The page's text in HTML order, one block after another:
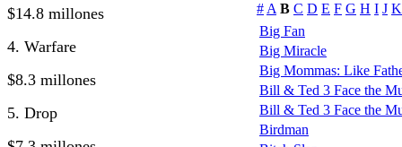
$14.8 millones
4. Warfare
$8.3 millones
5. Drop
# A B C D E F G H I J K
Big Fan
Big Miracle
Big Mommas: Like
Bill & Ted 3 Face the
Bill & Ted 3 Face the
Birdman